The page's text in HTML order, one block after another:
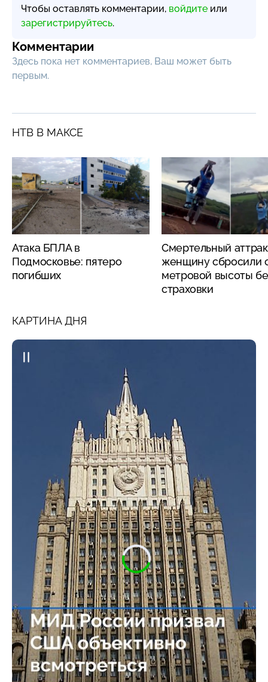
Чтобы оставлять комментарии, войдите или
зарегистрируйтесь.
Комментарии
Здесь пока нет комментариев, Ваш может быть
первым.
НТВ В МАКСЕ
Атака БПЛА в
Подмосковье: пятеро
погибших
Смертельный
женщину сбросили
метровой высоты
страховки
КАРТИНА ДНЯ